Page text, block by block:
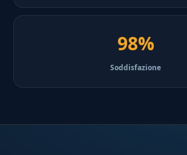
98%
Soddisfazione